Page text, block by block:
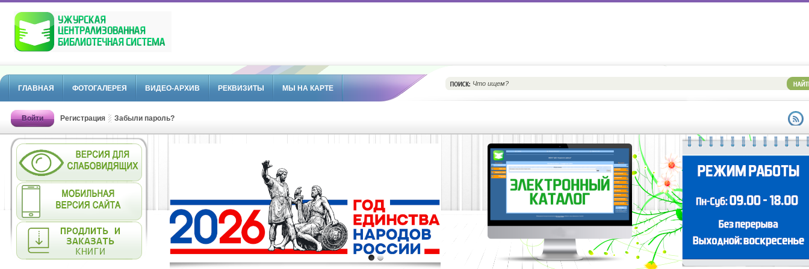
ГЛАВНАЯ ФОТОГАЛЕРЕЯ ВИДЕО-АРХИВ РЕКВИЗИТЫ МЫ НА КАРТЕ
Войти Регистрация Забыли пароль?